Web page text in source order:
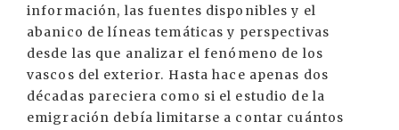
información, las fuentes disponibles y el
abanico de líneas temáticas y perspectivas
desde las que analizar el fenómeno de los
vascos del exterior. Hasta hace apenas dos
décadas pareciera como si el estudio de la
emigración debía limitarse a contar cuántos